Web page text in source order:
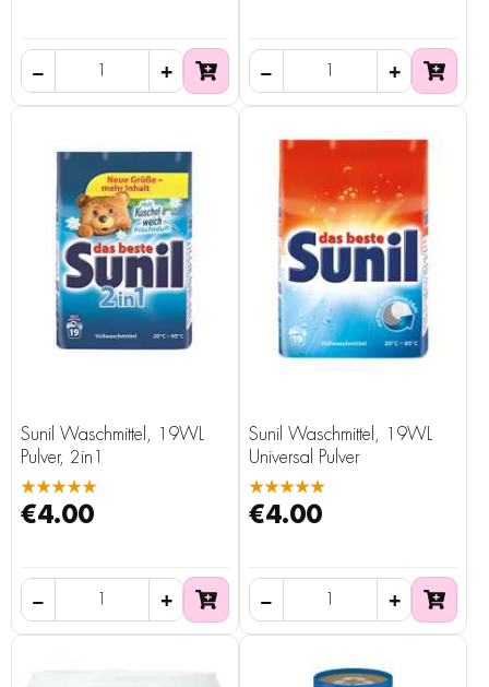
Sunil Waschmittel, 19WL
Pulver, 2in1
★★★★★
€4.00
Sunil Waschmittel, 19WL
Universal Pulver
★★★★★
€4.00